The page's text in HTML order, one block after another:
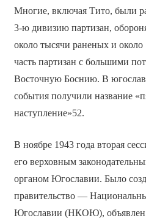
Многие, включая Тито, были
3-ю дивизию партизан,
около тысячи раненых и
часть партизан с большими
Восточную Боснию. В
события получили название
наступление»52.
В ноябре 1943 года вторая
его верховным
органом Югославии. Было
правительство —
Югославии (НКОЮ), объявлен